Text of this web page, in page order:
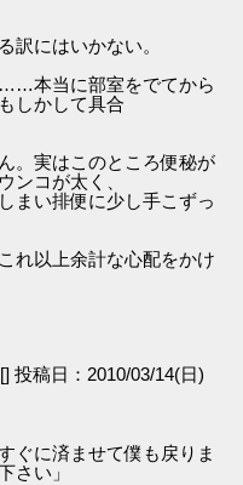
訳にはいかない。
……本当に部室をでてから
しかして具合
。実はこのところ便秘が
ンコが太く、
まい排便に少し手こずっ
れ以上余計な心配をかけ
[] 投稿日：2010/03/14(日)
ぐに済ませて僕も戻りま
さい」